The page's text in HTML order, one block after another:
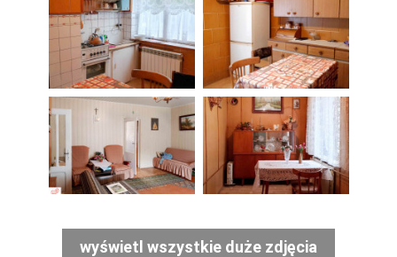
wyświetl wszystkie duże zdjęcia